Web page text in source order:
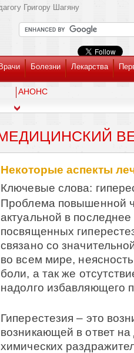
Григору Шагяну
Болезни Лекарства
АНОНС
Некоторые аспекты
Ключевые слова:
Проблема повышенной
актуальной в
посвященных
связано со
во всем мире,
боли, а так же
надолго избавляющего
Гиперестезия – это
возникающей в ответ
химических